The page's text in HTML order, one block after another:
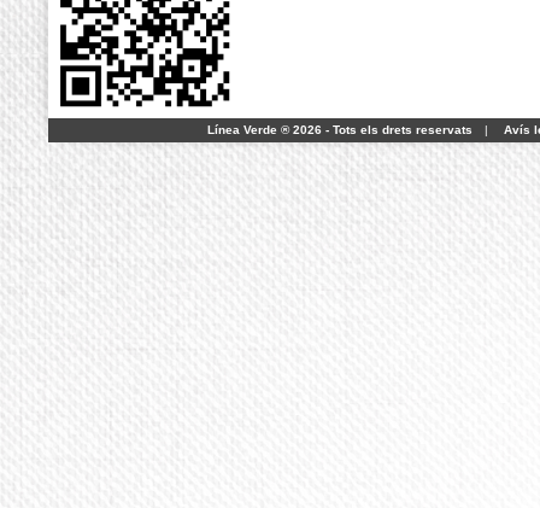
Línea Verde ® 2026 - Tots els drets reservats | Avís